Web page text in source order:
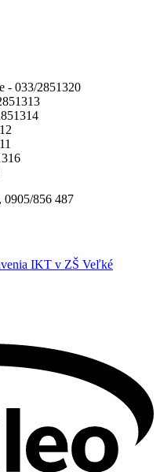
- 033/2851320
0905/856 487